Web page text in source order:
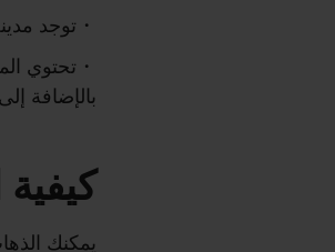
توجد
تحتوي
بالإضافة
يمكنك